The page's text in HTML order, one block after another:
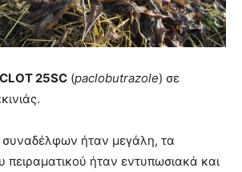
25SC (paclobutrazole) σε
ήταν μεγάλη, τα
πειραματικού ήταν εντυπωσιακά και